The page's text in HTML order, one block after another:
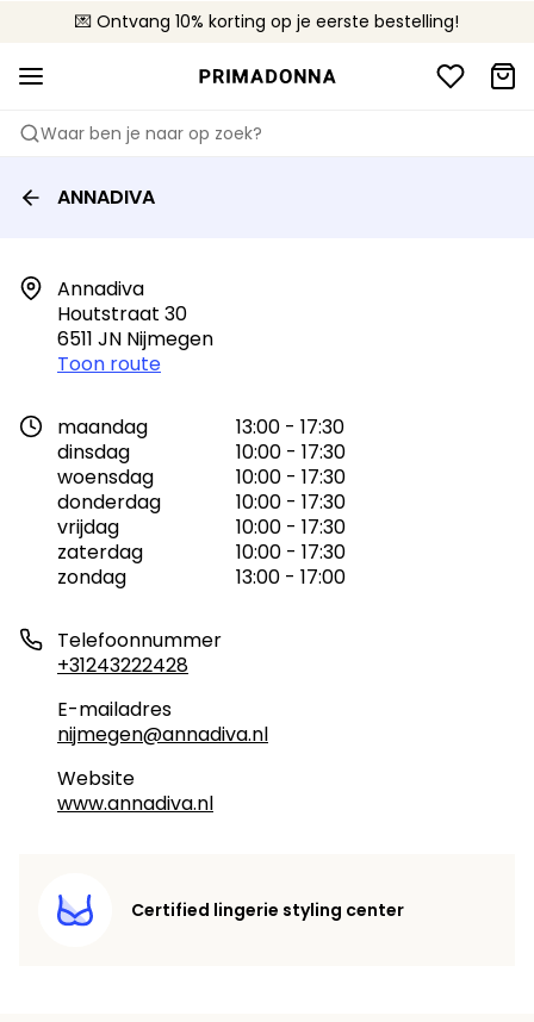
💌 Ontvang 10% korting op je eerste bestelling!
🚚 Gratis bezorging boven €90
📦 Gratis retourneren
Waar ben je naar op zoek?
ANNADIVA
Annadiva
Houtstraat 30
6511 JN Nijmegen
Toon route
maandag
13:00 - 17:30
dinsdag
10:00 - 17:30
woensdag
10:00 - 17:30
donderdag
10:00 - 17:30
vrijdag
10:00 - 17:30
zaterdag
10:00 - 17:30
zondag
13:00 - 17:00
Telefoonnummer
+31243222428
E-mailadres
nijmegen@annadiva.nl
Website
www.annadiva.nl
Certified lingerie styling center